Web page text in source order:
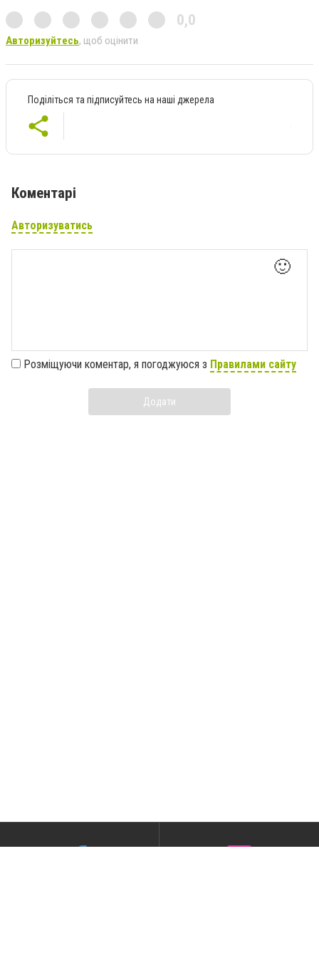
0,0
Авторизуйтесь, щоб оцінити
Поділіться та підписуйтесь на наші джерела
Коментарі
Авторизуватись
🙂
Розміщуючи коментар, я погоджуюся з Правилами сайту
Додати